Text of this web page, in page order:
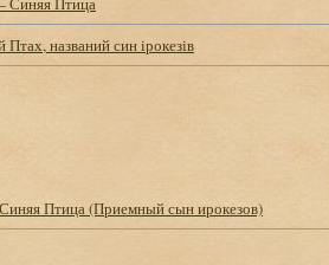
Птах, названий син ірокезів
Птица (Приемный сын ирокезов)